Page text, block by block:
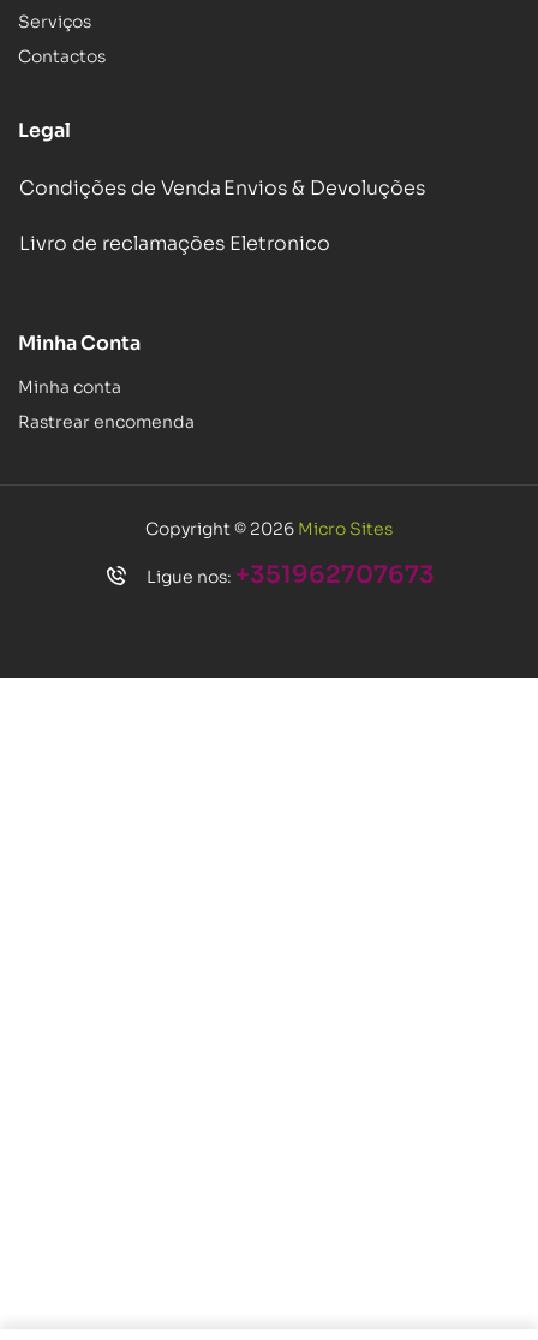
Serviços
Contactos
Legal
Condições de VendaEnvios & Devoluções
Livro de reclamações Eletronico
Minha Conta
Minha conta
Rastrear encomenda
Copyright © 2026 Micro Sites
Ligue nos: +351962707673